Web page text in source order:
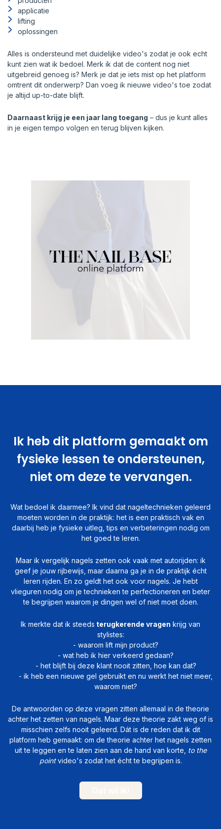
applicatie
lifting
oplossingen
Alles is ondersteund met duidelijke video's zodat je ook echt
kunt zien wat ik bedoel. Merk ik dat de content nog niet
uitgebreid genoeg is? Merk je dat je iets mist op het platform
omtrent dit onderwerp? Dan voeg ik nieuwe video's toe zodat
je altijd up-to-date blijft.
Daarnaast krijg je een jaar lang toegang – dus je kunt alles
in je eigen tempo volgen en terug blijven kijken.
Ik heb dit platform gemaakt om
fysieke lessen te ondersteunen,
niet om deze te vervangen.
Wat bedoel ik daarmee? Ik vind dat nageltechnieken geleerd
moeten worden in de praktijk: het is een praktisch vak en
daarbij heb je fysieke uitleg, tips en verbeteringen nodig om
het goed te leren.
Maar ik vergelijk nagels zetten ook vaak met autorijden: ik
geef je jouw rijbewijs, maar daarna ga je in de praktijk écht
leren rijden. En zo geldt het ook voor nagels. Je hebt
vlieguren nodig om je technieken te perfectioneren en beter
te begrijpen waarom je dingen wel of niet moet doen.
Ik merkte dat ik steeds terugkerende vragen krijg van
stylistes:
- waarom lift mijn product?
- wat heb ik hier verkeerd gedaan?
- het blijft bij deze klant nooit zitten, hoe kan dat?
- ik heb een nieuwe gel gebruikt en nu werkt het niet meer,
waarom niet?
De antwoorden op deze vragen zitten allemaal in de theorie
achter het zetten van nagels. Maar deze theorie zakt weg of is
misschien zelfs nooit geleerd. Dát is de reden dat ik dit
platform heb gemaakt: om de theorie achter het nagels zetten
uit te leggen en te laten zien aan de hand van korte, to the
pointvideo's zodat het écht te begrijpen is.